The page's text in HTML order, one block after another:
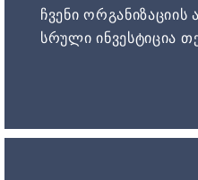
ჩვენი ორგანიზაციის
სრული ინვესტიცია